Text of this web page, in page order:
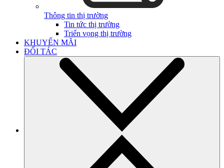
Thông tin thị trường
Tin tức thị trường
Triển vọng thị trường
KHUYẾN MÃI
ĐỐI TÁC